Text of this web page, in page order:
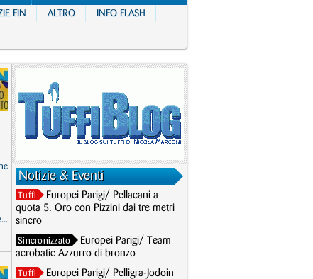
FIN ALTRO INFO FLASH
Notizie & Eventi
Tuffi
Europei Parigi/ Pellacani a
quota 5. Oro con Pizzini dai tre metri
sincro
Sincronizzato
Europei Parigi/ Team
acrobatic Azzurro di bronzo
Tuffi
Europei Parigi/ Pelligra-Jodoin